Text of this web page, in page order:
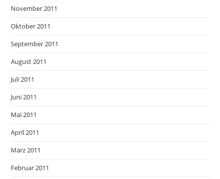
November 2011
Oktober 2011
September 2011
August 2011
Juli 2011
Juni 2011
Mai 2011
April 2011
März 2011
Februar 2011